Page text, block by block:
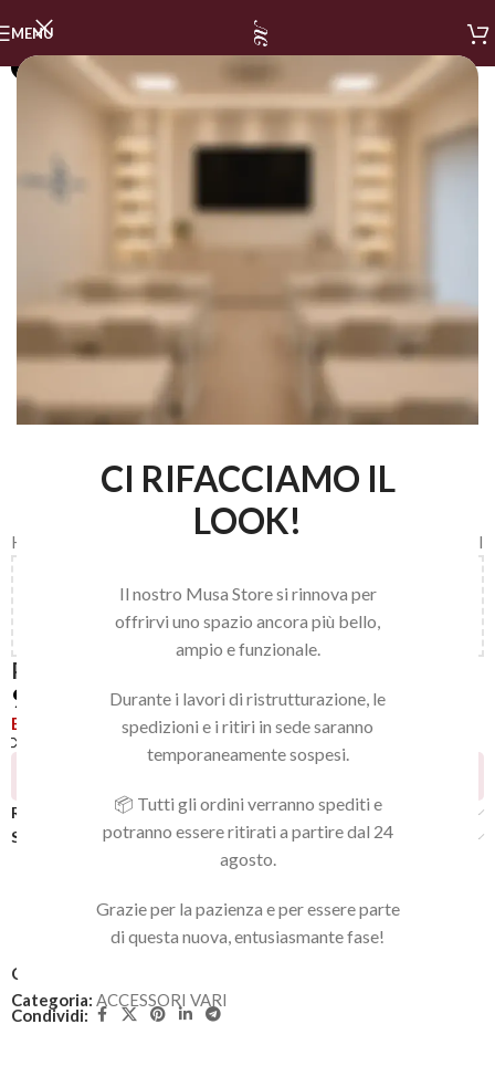
CI RIFACCIAMO IL
LOOK!
Il nostro Musa Store si rinnova per
offrirvi uno spazio ancora più bello,
ampio e funzionale.
Durante i lavori di ristrutturazione, le
spedizioni e i ritiri in sede saranno
temporaneamente sospesi.
📦 Tutti gli ordini verranno spediti e
potranno essere ritirati a partire dal 24
agosto.
Grazie per la pazienza e per essere parte
di questa nuova, entusiasmante fase!
MENU
Home ACCESSORI VARI
150,00€al carrello e ottieni la spedizione
PALETTE NAIL ART SILVER
9,90
Esaurito
Aggiungi alla lista dei desideri
Recensioni (0)
Spedizione
COD:
Categoria: ACCESSORI VARI
Condividi: